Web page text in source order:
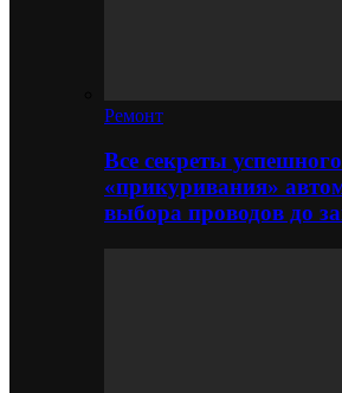
Ремонт
Все секреты успешного
«прикуривания»
выбора проводов до